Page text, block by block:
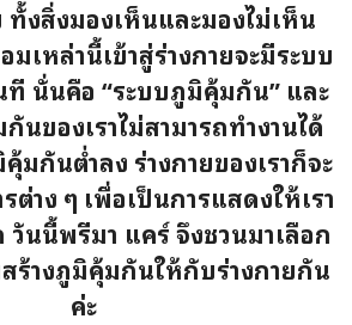
งสิ่งมองเห็นและมองไม่เห็น
เหล่านี้เข้าสู่ร่างกายจะมีระบบ
นั่นคือ “ระบบภูมิคุ้มกัน” และ
นของเราไม่สามารถทำงานได้
กันต่ำลง ร่างกายของเราก็จะ
ต่าง ๆ เพื่อเป็นการแสดงให้เรา
นนี้พรีมา แคร์ จึงชวนมาเลือก
สร้างภูมิคุ้มกันให้กับร่างกายกัน
ค่ะ